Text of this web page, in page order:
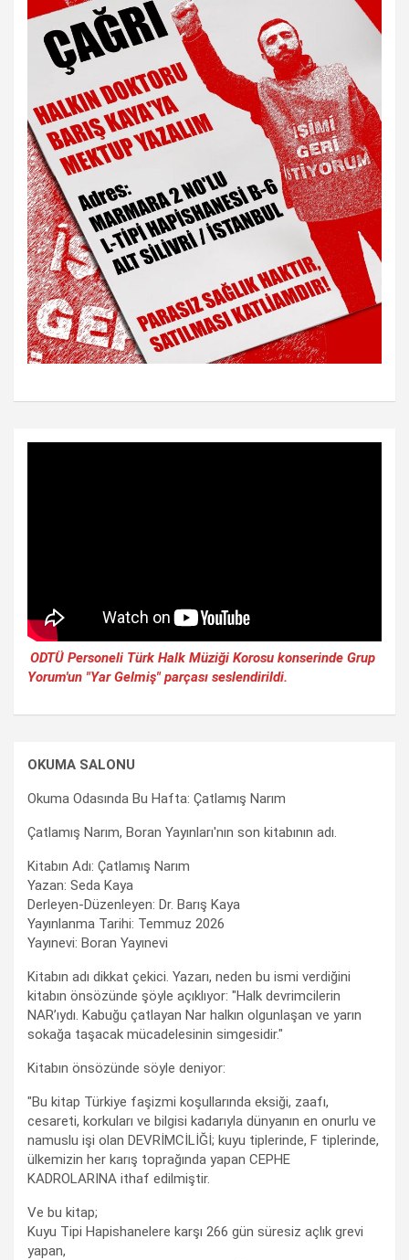
ODTÜ Personeli Türk Halk Müziği Korosu konserinde Grup
Yorum'un "Yar Gelmiş" parçası seslendirildi.
OKUMA SALONU
Okuma Odasında Bu Hafta: Çatlamış Narım
Çatlamış Narım, Boran Yayınları'nın son kitabının adı.
Kitabın Adı: Çatlamış Narım
Yazan: Seda Kaya
Derleyen-Düzenleyen: Dr. Barış Kaya
Yayınlanma Tarihi: Temmuz 2026
Yayınevi: Boran Yayınevi
Kitabın adı dikkat çekici. Yazarı, neden bu ismi verdiğini
kitabın önsözünde şöyle açıklıyor: "Halk devrimcilerin
NAR’ıydı. Kabuğu çatlayan Nar halkın olgunlaşan ve yarın
sokağa taşacak mücadelesinin simgesidir."
Kitabın önsözünde söyle deniyor:
"Bu kitap Türkiye faşizmi koşullarında eksiği, zaafı,
cesareti, korkuları ve bilgisi kadarıyla dünyanın en onurlu ve
namuslu işi olan DEVRİMCİLİĞİ; kuyu tiplerinde, F tiplerinde,
ülkemizin her karış toprağında yapan CEPHE
KADROLARINA ithaf edilmiştir.
Ve bu kitap;
Kuyu Tipi Hapishanelere karşı 266 gün süresiz açlık grevi
yapan,